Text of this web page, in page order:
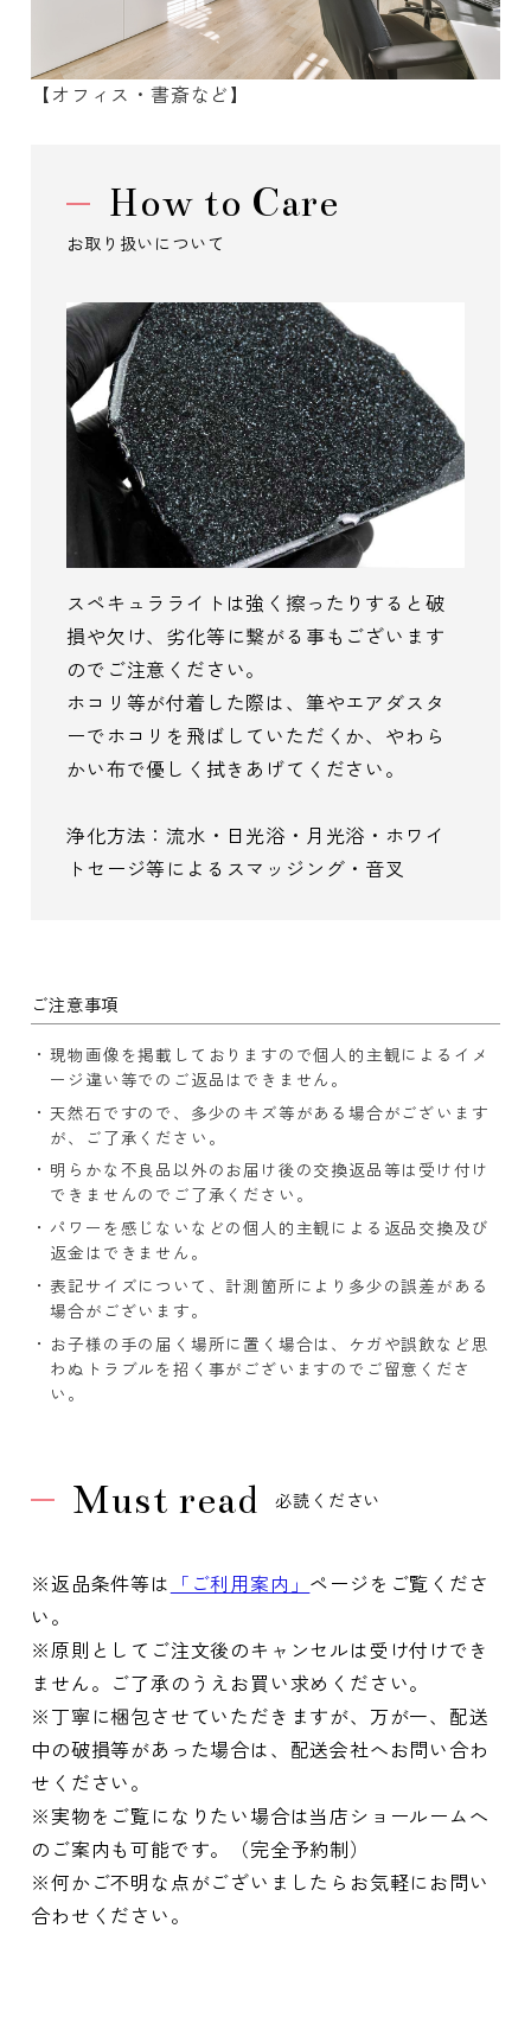
【オフィス・書斎など】
How to Care
お取り扱いについて
スペキュラライトは強く擦ったりすると破
損や欠け、劣化等に繋がる事もございます
のでご注意ください。
ホコリ等が付着した際は、筆やエアダスタ
ーでホコリを飛ばしていただくか、やわら
かい布で優しく拭きあげてください。
浄化方法：流水・日光浴・月光浴・ホワイ
トセージ等によるスマッジング・音叉
ご注意事項
現物画像を掲載しておりますので個人的主観によるイメ
ージ違い等でのご返品はできません。
天然石ですので、多少のキズ等がある場合がございます
が、ご了承ください。
明らかな不良品以外のお届け後の交換返品等は受け付け
できませんのでご了承ください。
パワーを感じないなどの個人的主観による返品交換及び
返金はできません。
表記サイズについて、計測箇所により多少の誤差がある
場合がございます。
お子様の手の届く場所に置く場合は、ケガや誤飲など思
わぬトラブルを招く事がございますのでご留意くださ
い。
Must read 必読ください
※返品条件等は 「ご利用案内」 ページをご覧くださ
い。
※原則としてご注文後のキャンセルは受け付けでき
ません。ご了承のうえお買い求めください。
※丁寧に梱包させていただきますが、万が一、配送
中の破損等があった場合は、配送会社へお問い合わ
せください。
※実物をご覧になりたい場合は当店ショールームへ
のご案内も可能です。（完全予約制）
※何かご不明な点がございましたらお気軽にお問い
合わせください。